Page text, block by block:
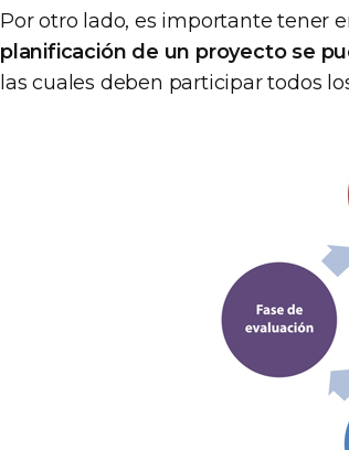
Por otro lado, es importante tener
planificación de un proyecto se
las cuales deben participar todos